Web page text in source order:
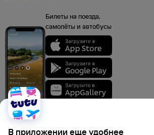
В приложении еще удобнее
Билеты на поезда,
самолёты и автобусы